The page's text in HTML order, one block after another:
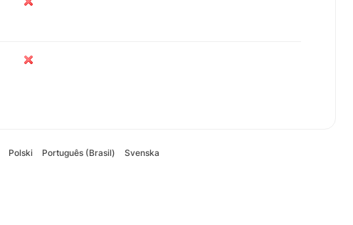
Polski Português (Brasil) Svenska